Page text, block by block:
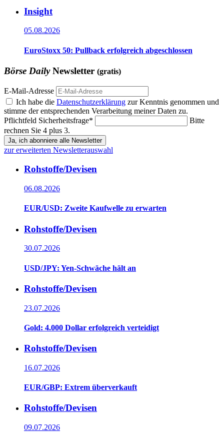
Insight
05.08.2026
EuroStoxx 50: Pullback erfolgreich abgeschlossen
Börse DailyNewsletter (gratis)
E-Mail-Adresse
Ich habe die Datenschutzerklärung zur Kenntnis genommen und
stimme der entsprechenden Verarbeitung meiner Daten zu.
Pflichtfeld Sicherheitsfrage*
Bitte
rechnen Sie 4 plus 3.
Ja, ich abonniere alle Newsletter
zur erweiterten Newsletterauswahl
Rohstoffe/Devisen
06.08.2026
EUR/USD: Zweite Kaufwelle zu erwarten
Rohstoffe/Devisen
30.07.2026
USD/JPY: Yen-Schwäche hält an
Rohstoffe/Devisen
23.07.2026
Gold: 4.000 Dollar erfolgreich verteidigt
Rohstoffe/Devisen
16.07.2026
EUR/GBP: Extrem überverkauft
Rohstoffe/Devisen
09.07.2026